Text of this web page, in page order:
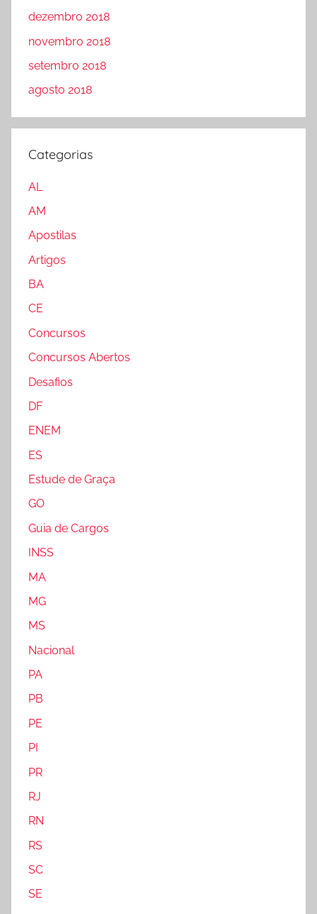
dezembro 2018
novembro 2018
setembro 2018
agosto 2018
Categorias
AL
AM
Apostilas
Artigos
BA
CE
Concursos
Concursos Abertos
Desafios
DF
ENEM
ES
Estude de Graça
GO
Guia de Cargos
INSS
MA
MG
MS
Nacional
PA
PB
PE
PI
PR
RJ
RN
RS
SC
SE